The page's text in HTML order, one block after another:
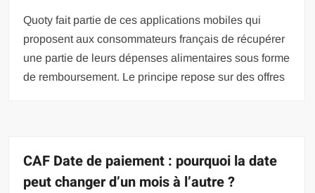
Quoty fait partie de ces applications mobiles qui
proposent aux consommateurs français de récupérer
une partie de leurs dépenses alimentaires sous forme
de remboursement. Le principe repose sur des offres
CAF Date de paiement : pourquoi la date
peut changer d’un mois à l’autre ?